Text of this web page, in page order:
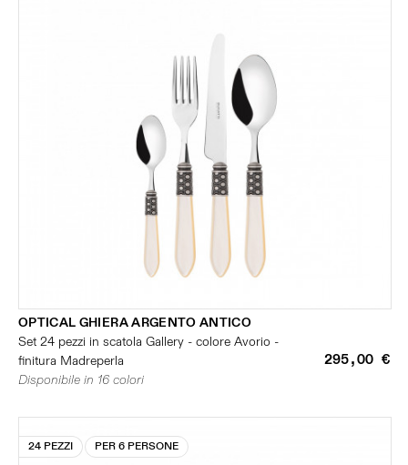
OPTICAL GHIERA ARGENTO ANTICO
Set 24 pezzi in scatola Gallery - colore Avorio -
finitura Madreperla
295,00 €
Disponibile in 16 colori
24 PEZZI PER 6 PERSONE